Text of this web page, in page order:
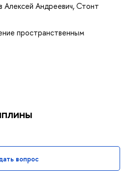
Алексей Андреевич,Стонт
пространственным
вопрос